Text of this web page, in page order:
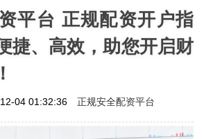
平台 正规配资开户指
捷、高效，助您开启财
04 01:32:36 正规安全配资平台